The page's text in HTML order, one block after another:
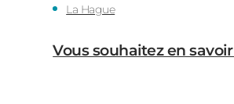
La Hague
Vous souhaitez en